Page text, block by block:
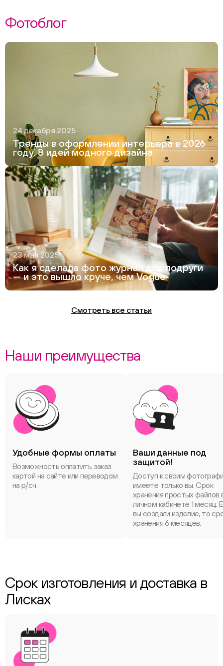
Фотоблог
24 декабря 2025
Тренды в оформлении интерьера в 2026
году. 8 идей модного дизайна
23 мая 2025
Как я сделала фото журнал для подруги
— и это вышло круче, чем Vogue
Смотреть все статьи
Наши преимущества
Удобные формы оплаты
Возможность оплатить заказ
картой на сайте или переводом
на р/сч.
Ваши данные под
защитой!
Доступ к своим
имеете только вы. Срок
хранения простых файлов
личном кабинете 1 месяц.
вы создали изделие, то
хранения 6 месяцев.
Срок изготовления и доставка в
Лисках